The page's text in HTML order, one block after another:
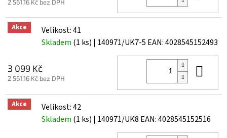
2 561,16 Kč bez DPH
Akce
Velikost: 41
Skladem (1 ks) | 140971/UK7-5 EAN:4028545152493
3 099 Kč
2 561,16 Kč bez DPH
Akce
Velikost: 42
Skladem (1 ks) | 140971/UK8 EAN:4028545152516